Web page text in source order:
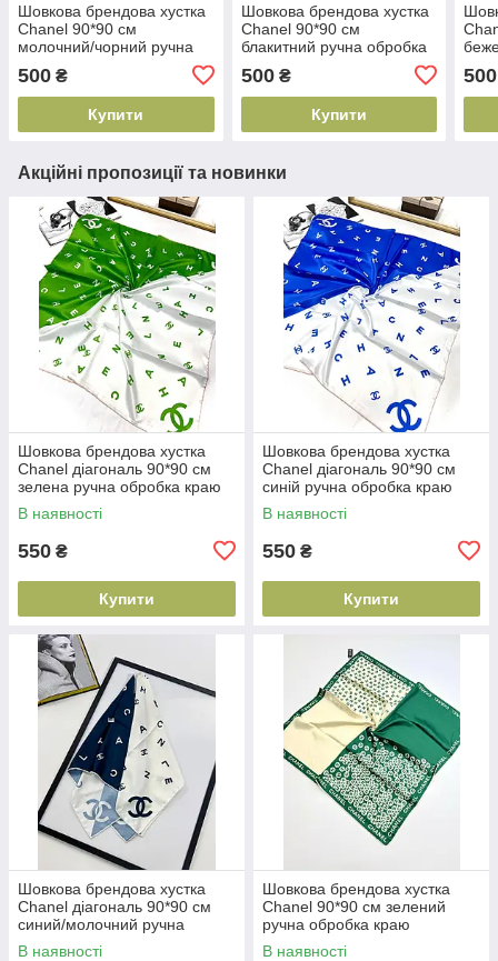
Шовкова брендова хустка
Chanel 90*90 см
молочний/чорний ручна
500 ₴
Купити
Шовкова брендова хустка
Chanel 90*90 см
блакитний ручна обробка
500₴
Купити
500
Акційні пропозиції та новинки
Шовкова брендова хустка
Chanel діагональ 90*90 см
зелена ручна обробка краю
В наявності
550 ₴
Купити
Шовкова брендова хустка
Chanel діагональ 90*90 см
синій ручна обробка краю
В наявності
550 ₴
Купити
Шовкова брендова хустка
Chanel діагональ 90*90 см
синий/молочний ручна
обробка краю
В наявності
Шовкова брендова хустка
Chanel 90*90 см зелений
ручна обробка краю
В наявності